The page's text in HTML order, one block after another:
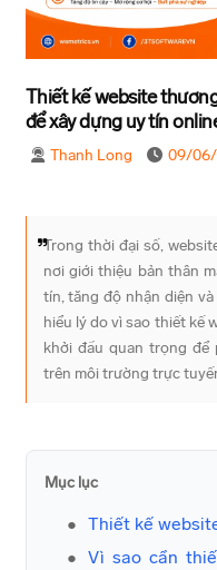
Thiết kế website
để xây dựng uy tín
Thanh Long 09/
Trong thời đại số,
nơi giới thiệu bản thân
tín, tăng độ nhận diện
hiểu lý do vì sao thiết kế
khởi đầu quan trọng để
trên môi trường trực
Mục lục
Thiết kế
Vì sao cần